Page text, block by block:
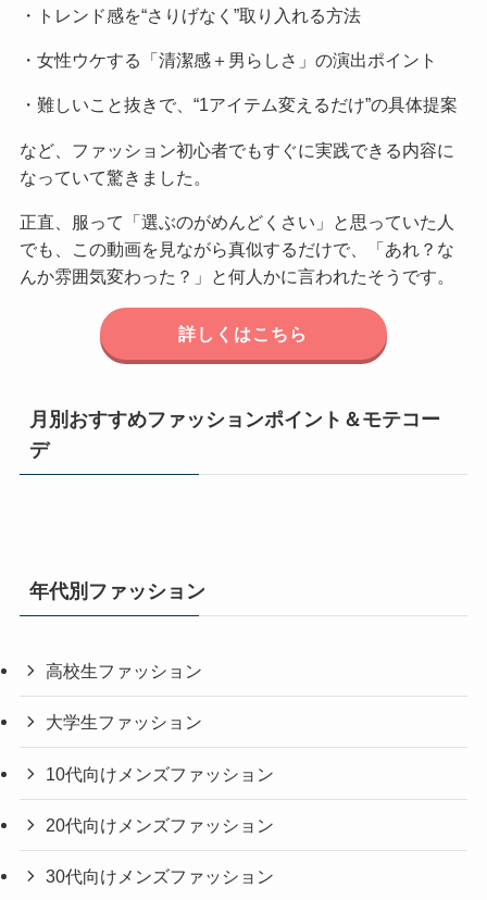
・トレンド感を“さりげなく”取り入れる方法
・女性ウケする「清潔感＋男らしさ」の演出ポイント
・難しいこと抜きで、“1アイテム変えるだけ”の具体提案
など、ファッション初心者でもすぐに実践できる内容に
なっていて驚きました。
正直、服って「選ぶのがめんどくさい」と思っていた人
でも、この動画を見ながら真似するだけで、「あれ？な
んか雰囲気変わった？」と何人かに言われたそうです。
詳しくはこちら
月別おすすめファッションポイント＆モテコー
デ
年代別ファッション
高校生ファッション
大学生ファッション
10代向けメンズファッション
20代向けメンズファッション
30代向けメンズファッション